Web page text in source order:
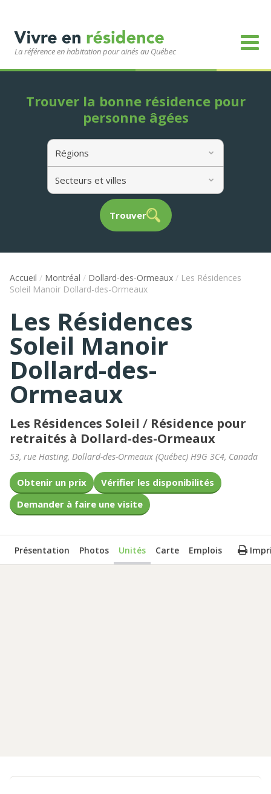
La référence en habitation pour ainés au Québec
Régions
Secteurs et villes
Trouver
Trouver la bonne résidence pour
personne âgées
Accueil / Montréal / Dollard-des-Ormeaux / Les Résidences
Soleil Manoir Dollard-des-Ormeaux
Les Résidences
Soleil Manoir
Dollard-des-
Ormeaux
Les Résidences Soleil / Résidence pour
retraités à Dollard-des-Ormeaux
53, rue Hasting, Dollard-des-Ormeaux (Québec) H9G 3C4, Canada
Obtenir un prix
Vérifier les disponibilités
Demander à faire une visite
Présentation Photos Unités Carte Emplois